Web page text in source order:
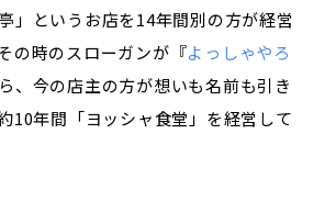
」というお店を14年間別の方が経営
の時のスローガンが『よっしゃやろ
、今の店主の方が想いも名前も引き
10年間「ヨッシャ食堂」を経営して